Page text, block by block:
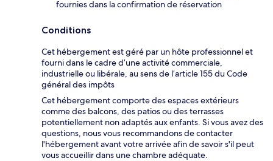
fournies dans la confirmation de réservation
Conditions
Cet hébergement est géré par un hôte professionnel et
fourni dans le cadre d’une activité commerciale,
industrielle ou libérale, au sens de l’article 155 du Code
général des impôts
Cet hébergement comporte des espaces extérieurs
comme des balcons, des patios ou des terrasses
potentiellement non adaptés aux enfants. Si vous avez des
questions, nous vous recommandons de contacter
l'hébergement avant votre arrivée afin de savoir s'il peut
vous accueillir dans une chambre adéquate.